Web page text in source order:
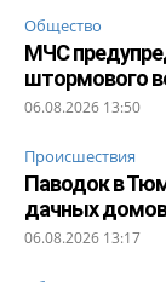
Общество
МЧС
штормового
06.08.2026 13:50
Происшествия
Паводок в
дачных домов
06.08.2026 13:17